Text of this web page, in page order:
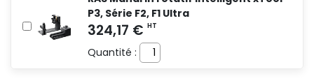
P3, Série F2, F1 Ultra
Quantité :